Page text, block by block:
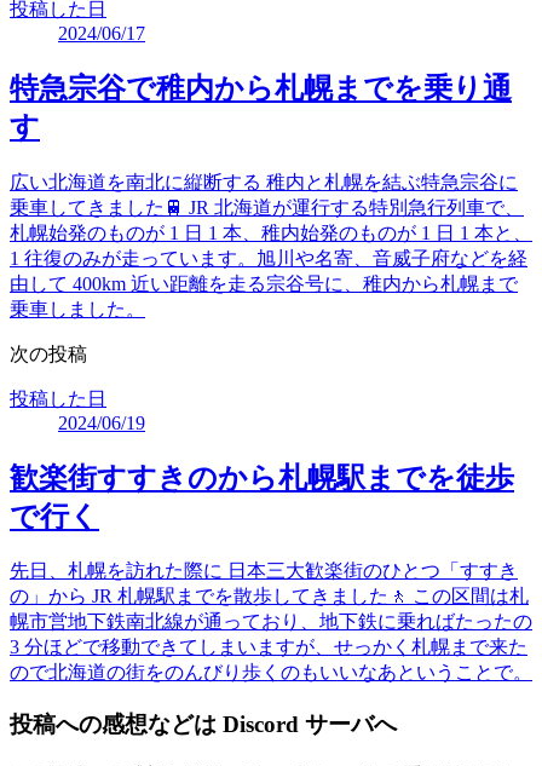
投稿した日
2024/06/17
特急宗谷で稚内から札幌までを乗り通
す
広い北海道を南北に縦断する 稚内と札幌を結ぶ特急宗谷に
乗車してきました🚆 JR 北海道が運行する特別急行列車で、
札幌始発のものが 1 日 1 本、稚内始発のものが 1 日 1 本と、
1 往復のみが走っています。旭川や名寄、音威子府などを経
由して 400km 近い距離を走る宗谷号に、稚内から札幌まで
乗車しました。
次の投稿
投稿した日
2024/06/19
歓楽街すすきのから札幌駅までを徒歩
で行く
先日、札幌を訪れた際に 日本三大歓楽街のひとつ「すすき
の」から JR 札幌駅までを散歩してきました🚶 この区間は札
幌市営地下鉄南北線が通っており、地下鉄に乗ればたったの
3 分ほどで移動できてしまいますが、せっかく札幌まで来た
ので北海道の街をのんびり歩くのもいいなあということで。
投稿への感想などは Discord サーバへ